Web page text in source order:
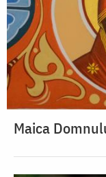
Maica